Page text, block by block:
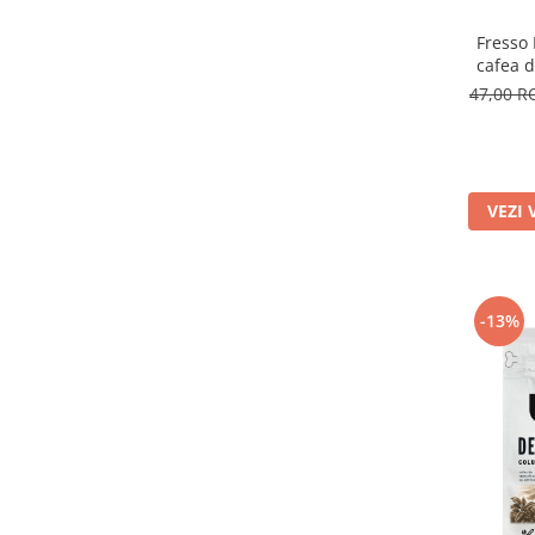
cafea
47,00
VEZI
-13%